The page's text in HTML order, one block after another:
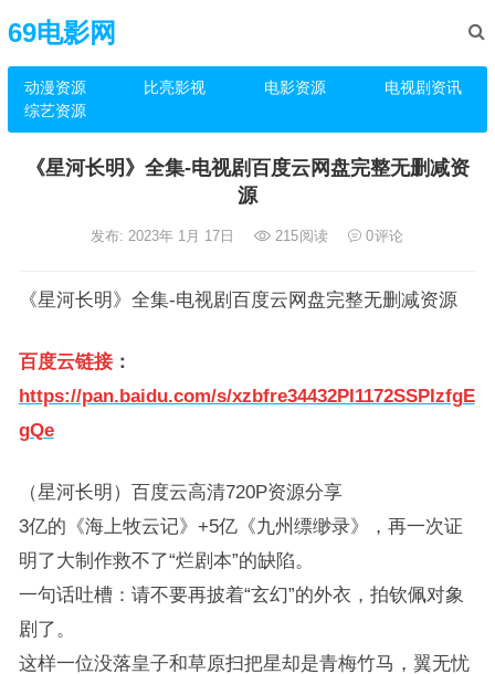
69电影网
动漫资源 比亮影视 电影资源
电视剧资讯
综艺资源
《星河长明》全集-电视剧百度云网盘完整无删减资
源
发布: 2023年 1月 17日 215阅读 0评论
《星河长明》全集-电视剧百度云网盘完整无删减资源
百度云链接：
https://pan.baidu.com/s/xzbfre34432PI1172SSPIzfgE
gQe
（星河长明）百度云高清720P资源分享
3亿的《海上牧云记》+5亿《九州缥缈录》，再一次证
明了大制作救不了“烂剧本”的缺陷。
一句话吐槽：请不要再披着“玄幻”的外衣，拍钦佩对象
剧了。
这样一位没落皇子和草原扫把星却是青梅竹马，翼无忧